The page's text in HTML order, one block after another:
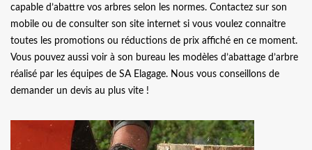
capable d’abattre vos arbres selon les normes. Contactez sur son
mobile ou de consulter son site internet si vous voulez connaitre
toutes les promotions ou réductions de prix affiché en ce moment.
Vous pouvez aussi voir à son bureau les modèles d’abattage d’arbre
réalisé par les équipes de SA Elagage. Nous vous conseillons de
demander un devis au plus vite !